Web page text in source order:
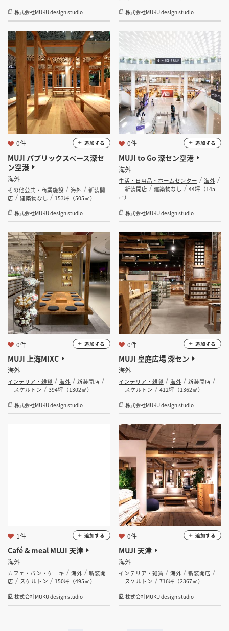
株式会社MUKU design studio
株式会社MUKU design studio
MUJI パブリックスペース深セ
ン空港
海外
その他公共・商業施設 海外
新装開
店
建築物なし
153坪（505㎡）
株式会社MUKU design studio
0件 追加する
MUJI to Go 深セン空港
海外
生活・日用品・ホームセンター
海外
新装開店
建築物なし
44坪（145
㎡）
株式会社MUKU design studio
0件 追加する
MUJI 上海MIXC
海外
インテリア・雑貨 海外
新装開店
スケルトン
394坪（1302㎡）
株式会社MUKU design studio
0件 追加する
MUJI 皇庭広場 深セン
海外
インテリア・雑貨 海外
新装開店
スケルトン
412坪（1362㎡）
株式会社MUKU design studio
0件 追加する
Café & meal MUJI 天津
海外
カフェ・パン・ケーキ 海外
新装開
店
スケルトン
150坪（495㎡）
株式会社MUKU design studio
1件 追加する
MUJI 天津
海外
インテリア・雑貨 海外
新装開店
スケルトン
716坪（2367㎡）
株式会社MUKU design studio
0件 追加する